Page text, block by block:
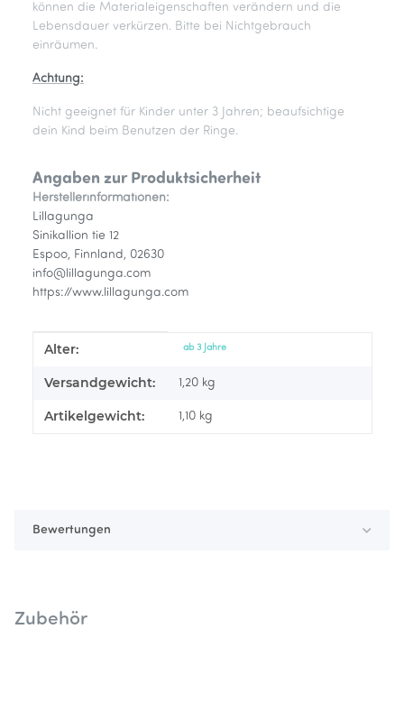
können die Materialeigenschaften verändern und die
Lebensdauer verkürzen. Bitte bei Nichtgebrauch
einräumen.
Achtung:
Nicht geeignet für Kinder unter 3 Jahren; beaufsichtige
dein Kind beim Benutzen der Ringe.
Angaben zur Produktsicherheit
Herstellerinformationen:
Lillagunga
Sinikallion tie 12
Espoo, Finnland, 02630
info@lillagunga.com
https://www.lillagunga.com
Produkteigenschaft
Wert
Alter: ab 3 Jahre
Versandgewicht: 1,20 kg
Artikelgewicht: 1,10 kg
Bewertungen
Zubehör